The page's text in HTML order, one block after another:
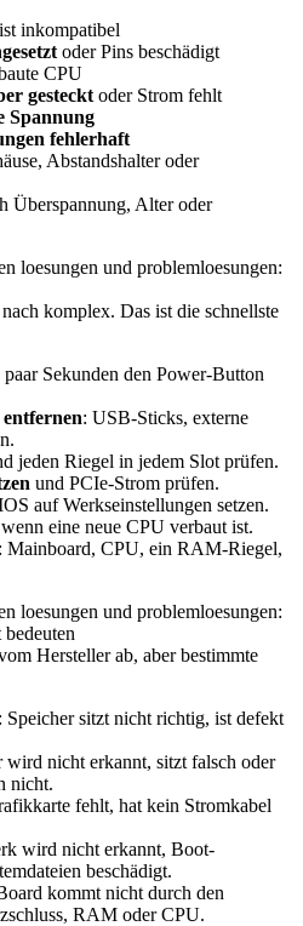
inkompatibel
oder Pins beschädigt
CPU
gesteckt oder Strom fehlt
Spannung
fehlerhaft
Abstandshalter oder
Überspannung, Alter oder
loesungen und problemloesungen:
komplex. Das ist die schnellste
Sekunden den Power-Button
: USB-Sticks, externe
jeden Riegel in jedem Slot prüfen.
und PCIe-Strom prüfen.
auf Werkseinstellungen setzen.
eine neue CPU verbaut ist.
: Mainboard, CPU, ein RAM-Riegel,
loesungen und problemloesungen:
Hersteller ab, aber bestimmte
: Speicher sitzt nicht richtig, ist defekt
wird nicht erkannt, sitzt falsch oder
nicht.
fehlt, hat kein Stromkabel
wird nicht erkannt, Boot-
beschädigt.
kommt nicht durch den
RAM oder CPU.